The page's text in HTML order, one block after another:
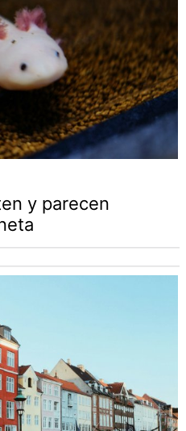
y parecen